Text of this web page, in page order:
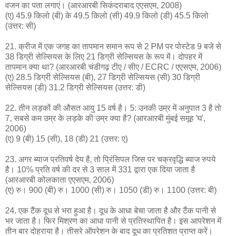
वजन का पता लगाएं। (आरआरबी सिकंदराबाद एएसएम, 2008)
(ए) 45.9 किलो (बी) के 49.5 किलो (सी) 49.9 किलो (डी) 45.5 किलो
(उत्तर: सी)
21. क्रीज में एक जगह का तापमान समान रूप से 2 PM पर पोस्टेड 9 बजे से
38 डिग्री सेल्सियस के लिए 21 डिग्री सेल्सियस के रूप में। दोपहर में
तापमान क्या था? (आरआरबी चंडीगढ़ टीए / सीए / ECRC / एएसएम, 2006)
(ए) 28.5 डिग्री सेल्सियस (बी), 27 डिग्री सेल्सियस (सी) 30 डिग्री
सेल्सियस (डी) 31.2 डिग्री सेल्सियस (उत्तर: डी)
22. तीन लड़कों की औसत आयु 15 वर्ष है। 5: उनकी उम्र में अनुपात 3 है तो
7, सबसे कम उम्र के लड़के की उम्र क्या है? (आरआरबी मुंबई समूह 'घ',
2006)
(ए) 9 (बी) 15 (सी), 18 (डी) 21 (उत्तर: ए)
23. अगर ब्याज प्रतिवर्ष देय है, तो प्रिंसिपल जिस पर चक्रवृद्धि ब्याज रुपये
है। 10% प्रति वर्ष की दर से 3 साल में 331 द्वारा एक दिया जाता है
(आरआरबी कोलकाता एएसएम, 2006)
(ए) रु। 900 (बी) रु। 1000 (सी) रु। 1050 (डी) रु। 1100 (उत्तर: बी)
24. एक टैंक दूध से भरा हुआ है। दूध के आधा बेचा जाता है और टैंक पानी से
भर जाता है। फिर मिश्रण का आधा पानी से प्रतिस्थापित है। इस आपरेशन में
तीन बार दोहराया है। तीसरे ऑपरेशन के बाद दूध का प्रतिशत प्राप्त करें।